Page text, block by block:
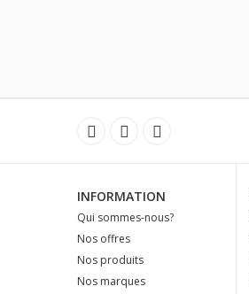
INFORMATION
Qui sommes-nous?
Nos offres
Nos produits
Nos marques